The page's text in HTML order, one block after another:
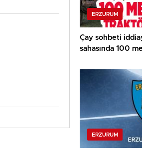
ERZURUM
Çay sohbeti
sahasında 100
ERZURUM